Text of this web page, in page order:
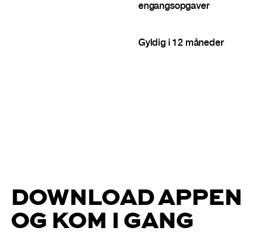
engangsopgaver
Gyldig i 12 måneder
DOWNLOAD APPEN
OG KOM I GANG